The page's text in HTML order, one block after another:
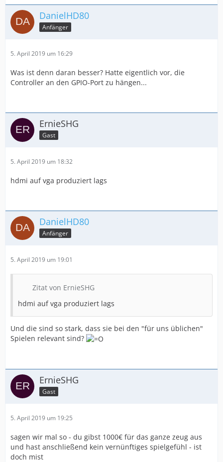
DanielHD80
Anfänger
5. April 2019 um 16:29
Was ist denn daran besser? Hatte eigentlich vor, die
Controller an den GPIO-Port zu hängen...
ErnieSHG
Gast
5. April 2019 um 18:32
hdmi auf vga produziert lags
DanielHD80
Anfänger
5. April 2019 um 19:01
Zitat von ErnieSHG
hdmi auf vga produziert lags
Und die sind so stark, dass sie bei den "für uns üblichen"
Spielen relevant sind?
ErnieSHG
Gast
5. April 2019 um 19:25
sagen wir mal so - du gibst 1000€ für das ganze zeug aus
und hast anschließend kein vernünftiges spielgefühl - ist
doch mist